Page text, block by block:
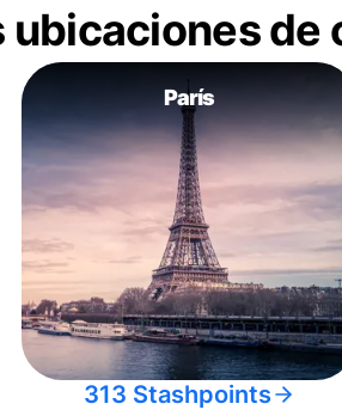
de
París
313 Stashpoints